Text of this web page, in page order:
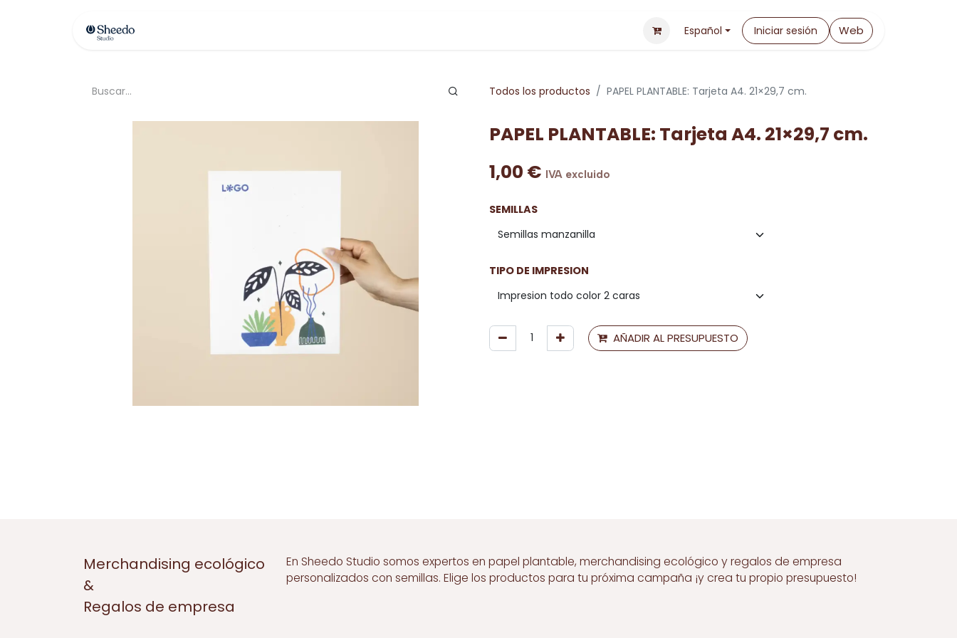
Español Iniciar sesión Web
Todos los productos PAPEL PLANTABLE: Tarjeta A4. 21×29,7 cm.
PAPEL PLANTABLE: Tarjeta A4. 21×29,7 cm.
1,00 € IVA excluido
SEMILLAS
TIPO DE IMPRESION
AÑADIR AL PRESUPUESTO
Merchandising ecológico
&
Regalos de empresa
En Sheedo Studio somos expertos en papel plantable, merchandising ecológico y regalos de empresa
personalizados con semillas. Elige los productos para tu próxima campaña ¡y crea tu propio presupuesto!